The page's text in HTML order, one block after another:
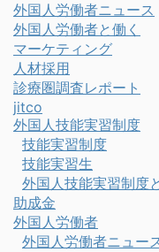
外国人労働者ニュース
外国人労働者と働く
マーケティング
人材採用
診療圏調査レポート
jitco
外国人技能実習制度
技能実習制度
技能実習生
外国人技能実習制度
助成金
外国人労働者
外国人労働者ニュー